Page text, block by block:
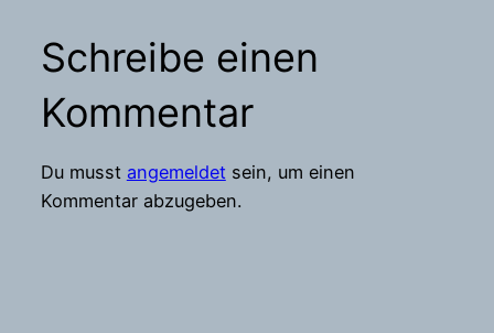
Schreibe einen
Kommentar
Du musst angemeldet sein, um einen
Kommentar abzugeben.